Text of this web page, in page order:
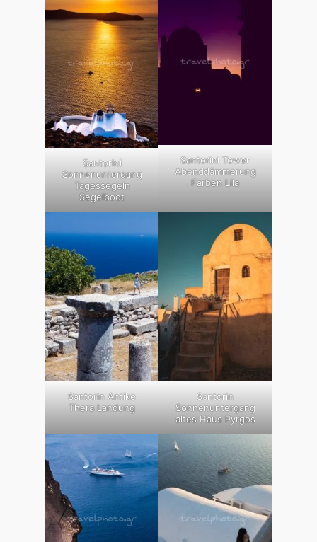
Santorini
Sonnenuntergang
Tagessegeln
Segelboot
Santorini Tower
Abenddämmerung
Farben Lila
Santorin Antike
Thera Landung
Santorin
Sonnenuntergang
altes Haus Pyrgos